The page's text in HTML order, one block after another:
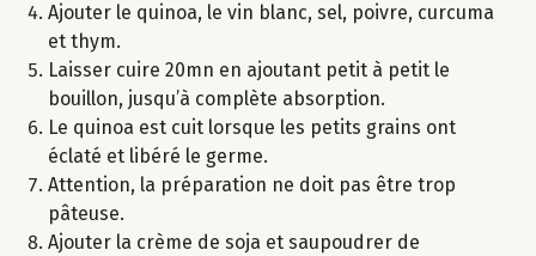
Ajouter le quinoa, le vin blanc, sel, poivre, curcuma
et thym.
Laisser cuire 20mn en ajoutant petit à petit le
bouillon, jusqu’à complète absorption.
Le quinoa est cuit lorsque les petits grains ont
éclaté et libéré le germe.
Attention, la préparation ne doit pas être trop
pâteuse.
Ajouter la crème de soja et saupoudrer de